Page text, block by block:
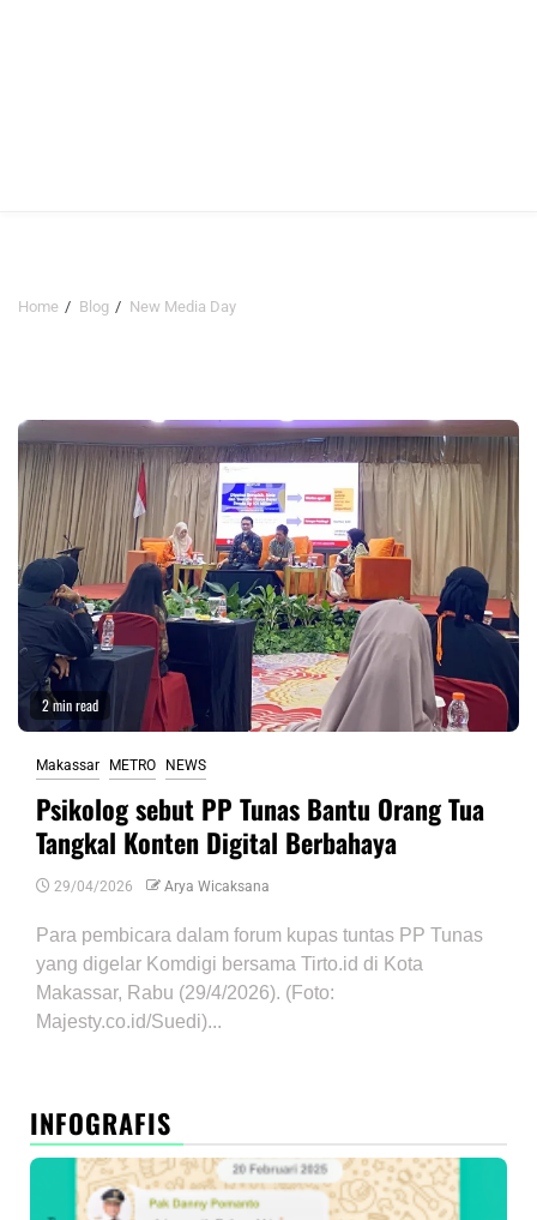
Home Blog New Media Day
2 min read
Makassar METRO NEWS
Psikolog sebut PP Tunas Bantu Orang Tua
Tangkal Konten Digital Berbahaya
29/04/2026 Arya Wicaksana
Para pembicara dalam forum kupas tuntas PP Tunas
yang digelar Komdigi bersama Tirto.id di Kota
Makassar, Rabu (29/4/2026). (Foto:
Majesty.co.id/Suedi)...
INFOGRAFIS